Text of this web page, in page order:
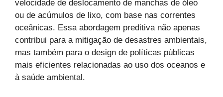
velocidade de deslocamento de manchas de óleo
ou de acúmulos de lixo, com base nas correntes
oceânicas. Essa abordagem preditiva não apenas
contribui para a mitigação de desastres ambientais,
mas também para o design de políticas públicas
mais eficientes relacionadas ao uso dos oceanos e
à saúde ambiental.